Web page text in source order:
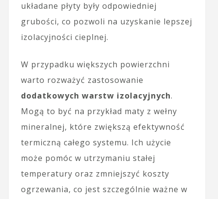
układane płyty były odpowiedniej
grubości, co pozwoli na uzyskanie lepszej
izolacyjności cieplnej.
W przypadku większych powierzchni
warto rozważyć zastosowanie
dodatkowych warstw izolacyjnych.
Mogą to być na przykład maty z wełny
mineralnej, które zwiększą efektywność
termiczną całego systemu. Ich użycie
może pomóc w utrzymaniu stałej
temperatury oraz zmniejszyć koszty
ogrzewania, co jest szczególnie ważne w